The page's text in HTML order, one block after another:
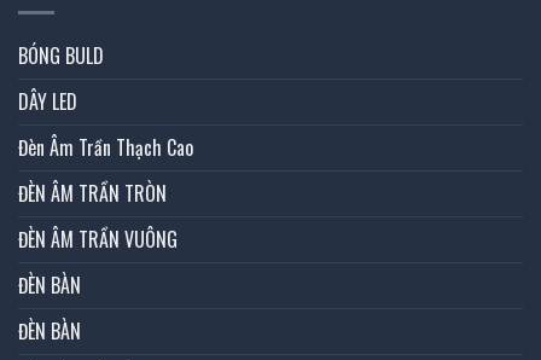
BÓNG BULD
DÂY LED
Đèn Âm Trần Thạch Cao
ĐÈN ÂM TRẦN TRÒN
ĐÈN ÂM TRẦN VUÔNG
ĐÈN BÀN
ĐÈN BÀN